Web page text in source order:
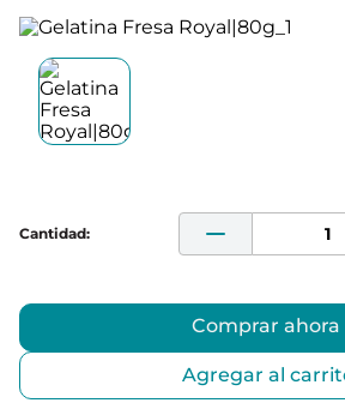
Comprar ahora
Agregar al